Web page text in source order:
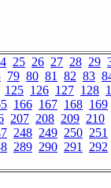
25 26 27 28 29
79 80 81 82 83
125 126 127 128
166 167 168 169
207 208 209 210
248 249 250 251
289 290 291 292